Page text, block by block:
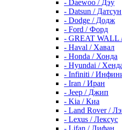
- Daewoo / Дэу
- Datsun / Датсун
- Dodge / Додж
- Ford / Форд
- GREAT WALL
- Haval / Хавал
- Honda / Хонда
- Hyundai /
- Infiniti /
- Iran / Иран
- Jeep / Джип
- Kia / Киа
- Land Rover /
- Lexus / Лексус
- Lifan / Лифан